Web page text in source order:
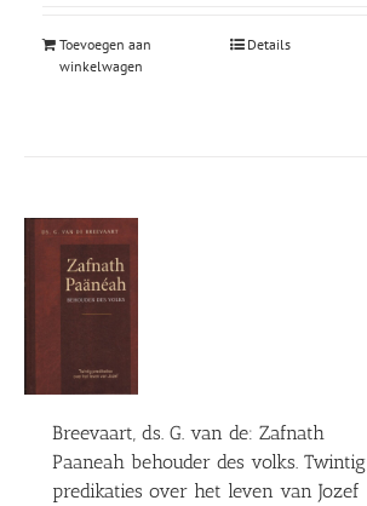
Toevoegen aan
winkelwagen
Details
Breevaart, ds. G. van de: Zafnath
Paaneah behouder des volks. Twintig
predikaties over het leven van Jozef